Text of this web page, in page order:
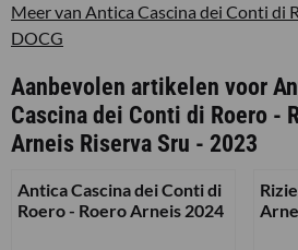
Meer van Antica Cascina dei Conti di
DOCG
Aanbevolen artikelen voor
Cascina dei Conti di Roero -
Arneis Riserva Sru - 2023
Antica Cascina dei Conti di
Roero - Roero Arneis 2024